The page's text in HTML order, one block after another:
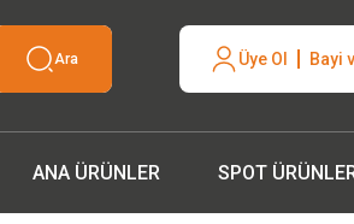
temsilcinizle
Ara Üye Ol Bayi
ANA ÜRÜNLER SPOT